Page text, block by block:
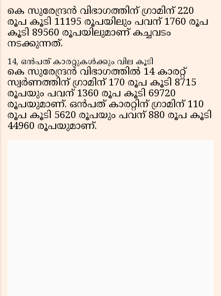
കെ സുരേന്ദ്രൻ വിഭാഗത്തിന് ഗ്രാമിന് 220
രൂപ കൂടി 11195 രൂപയിലും പവന് 1760 രൂപ
കൂടി 89560 രൂപയിലുമാണ് കച്ചവടം
നടക്കുന്നത്.
14, ഒൻപത് കാരറ്റുകൾക്കും വില കൂടി
കെ സുരേന്ദ്രൻ വിഭാഗത്തിൽ 14 കാരറ്റ്
സ്വർണത്തിന് ഗ്രാമിന് 170 രൂപ കൂടി 8715
രൂപയും പവന് 1360 രൂപ കൂടി 69720
രൂപയുമാണ്. ഒൻപത് കാരറ്റിന് ഗ്രാമിന് 110
രൂപ കൂടി 5620 രൂപയും പവന് 880 രൂപ കൂടി
44960 രൂപയുമാണ്.